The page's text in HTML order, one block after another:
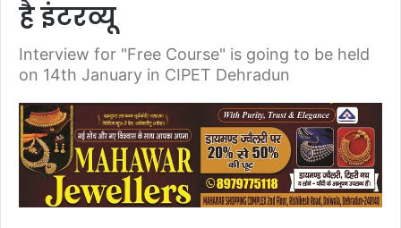
है इंटरव्यू
Interview for "Free Course" is going to be held
on 14th January in CIPET Dehradun